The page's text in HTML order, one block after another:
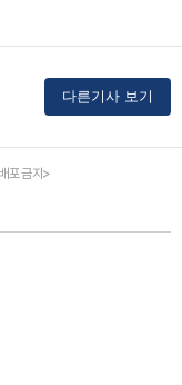
다른기사 보기
포 금지>